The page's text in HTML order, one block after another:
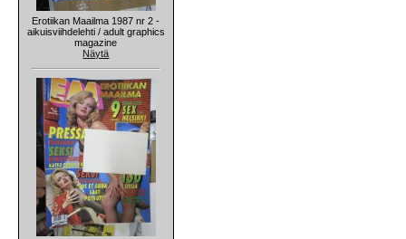
Erotiikan Maailma 1987 nr 2 -
aikuisviihdelehti / adult graphics
magazine
Näytä